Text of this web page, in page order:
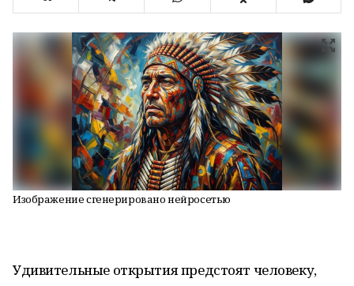
Изображение сгенерировано нейросетью
Удивительные открытия предстоят человеку,